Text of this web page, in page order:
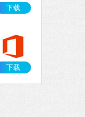
下载
下载